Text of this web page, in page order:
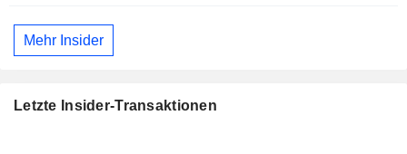
Mehr Insider
Letzte Insider-Transaktionen